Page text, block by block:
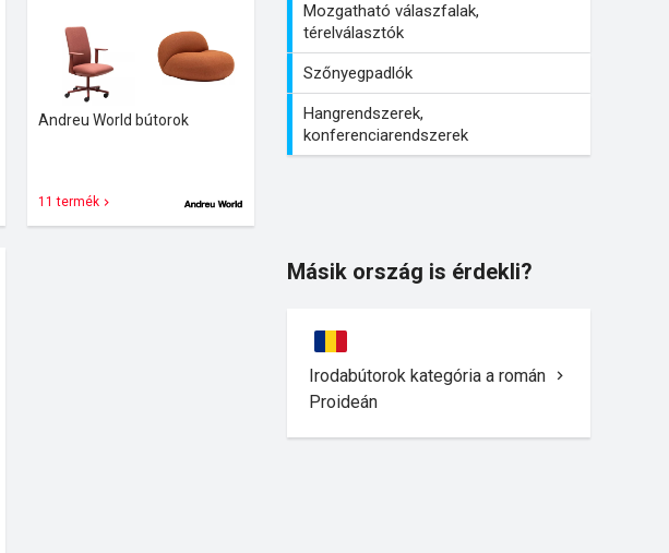
Andreu World bútorok
11 termék
Mozgatható válaszfalak,
térelválasztók
Szőnyegpadlók
Hangrendszerek,
konferenciarendszerek
Másik ország is érdekli?
Irodabútorok kategória a román
Proideán